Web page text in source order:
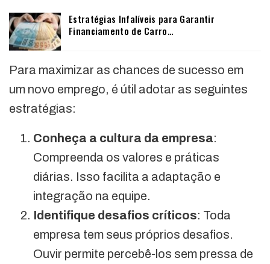
Estratégias Infalíveis para Garantir
Financiamento de Carro…
Para maximizar as chances de sucesso em
um novo emprego, é útil adotar as seguintes
estratégias:
Conheça a cultura da empresa:
Compreenda os valores e práticas
diárias. Isso facilita a adaptação e
integração na equipe.
Identifique desafios críticos: Toda
empresa tem seus próprios desafios.
Ouvir permite percebê-los sem pressa de